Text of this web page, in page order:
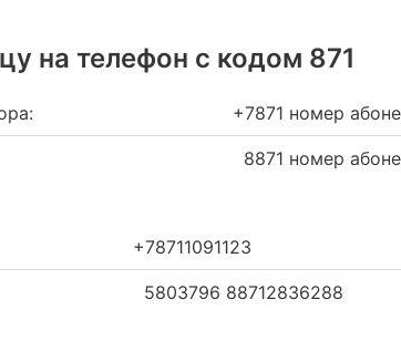
на телефон c кодом 871
+7871 номер
8871 номер
+78711091123
5803796 88712836288